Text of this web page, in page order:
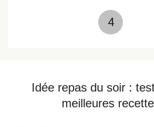
4
Idée repas du soir :
meilleures